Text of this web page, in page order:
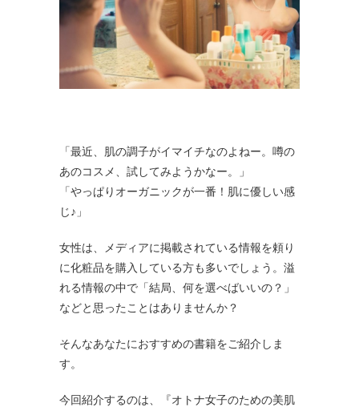
「最近、肌の調子がイマイチなのよねー。噂の
あのコスメ、試してみようかなー。」
「やっぱりオーガニックが一番！肌に優しい感
じ♪」
女性は、メディアに掲載されている情報を頼り
に化粧品を購入している方も多いでしょう。溢
れる情報の中で「結局、何を選べばいいの？」
などと思ったことはありませんか？
そんなあなたにおすすめの書籍をご紹介しま
す。
今回紹介するのは、『オトナ女子のための美肌